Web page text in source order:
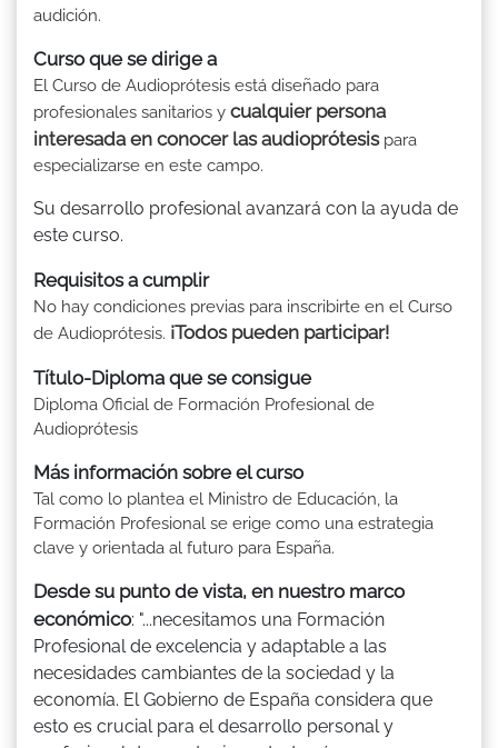
audición.
Curso que se dirige a
El Curso de Audioprótesis está diseñado para
profesionales sanitarios y cualquier persona
interesada en conocer las audioprótesispara
especializarse en este campo.
Su desarrollo profesional avanzará con la ayuda de
este curso.
Requisitos a cumplir
No hay condiciones previas para inscribirte en el Curso
de Audioprótesis. ¡Todos pueden participar!
Título-Diploma que se consigue
Diploma Oficial de Formación Profesional de
Audioprótesis
Más información sobre el curso
Tal como lo plantea el Ministro de Educación, la
Formación Profesional se erige como una estrategia
clave y orientada al futuro para España.
Desde su punto de vista, en nuestro marco
económico: "...necesitamos una Formación
Profesional de excelencia y adaptable a las
necesidades cambiantes de la sociedad y la
economía. El Gobierno de España considera que
esto es crucial para el desarrollo personal y